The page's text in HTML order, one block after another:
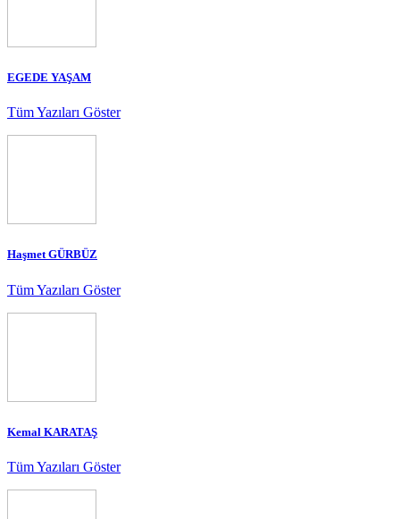
EGEDE YAŞAM
Tüm Yazıları Göster
Haşmet GÜRBÜZ
Tüm Yazıları Göster
Kemal KARATAŞ
Tüm Yazıları Göster